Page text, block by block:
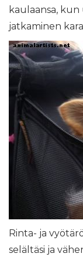
kaulaansa, kun
jatkaminen
Rinta- ja
selältäsi ja